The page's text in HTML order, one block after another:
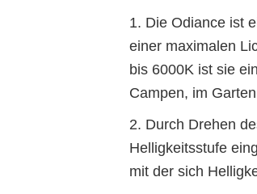
1. Die Odiance ist
einer maximalen
bis 6000K ist sie
Campen, im
2. Durch Drehen
Helligkeitsstufe
mit der sich